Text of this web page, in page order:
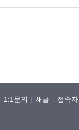
1:1문의 새글 접속자